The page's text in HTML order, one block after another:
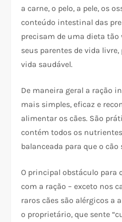
a carne, o pelo, a pele, os
conteúdo intestinal das
precisam de uma dieta
seus parentes de vida
vida saudável.
De maneira geral a ração
mais simples, eficaz e
alimentar os cães. São
contém todos os
balanceada para que o cão
O principal obstáculo para
com a ração – exceto nos
raros cães são alérgicos a
o proprietário, que sente